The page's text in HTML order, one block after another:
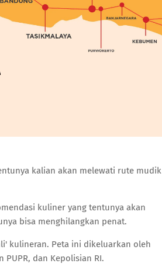
kalian akan melewati rute mudik
kuliner yang tentunya akan
bisa menghilangkan penat.
kulineran. Peta ini dikeluarkan oleh
dan Kepolisian RI.